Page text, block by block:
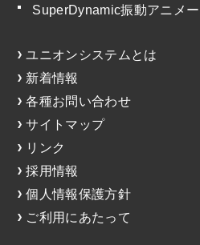
SuperDynamic振動アニメー
ユニオンシステムとは
新着情報
各種お問い合わせ
サイトマップ
リンク
採用情報
個人情報保護方針
ご利用にあたって